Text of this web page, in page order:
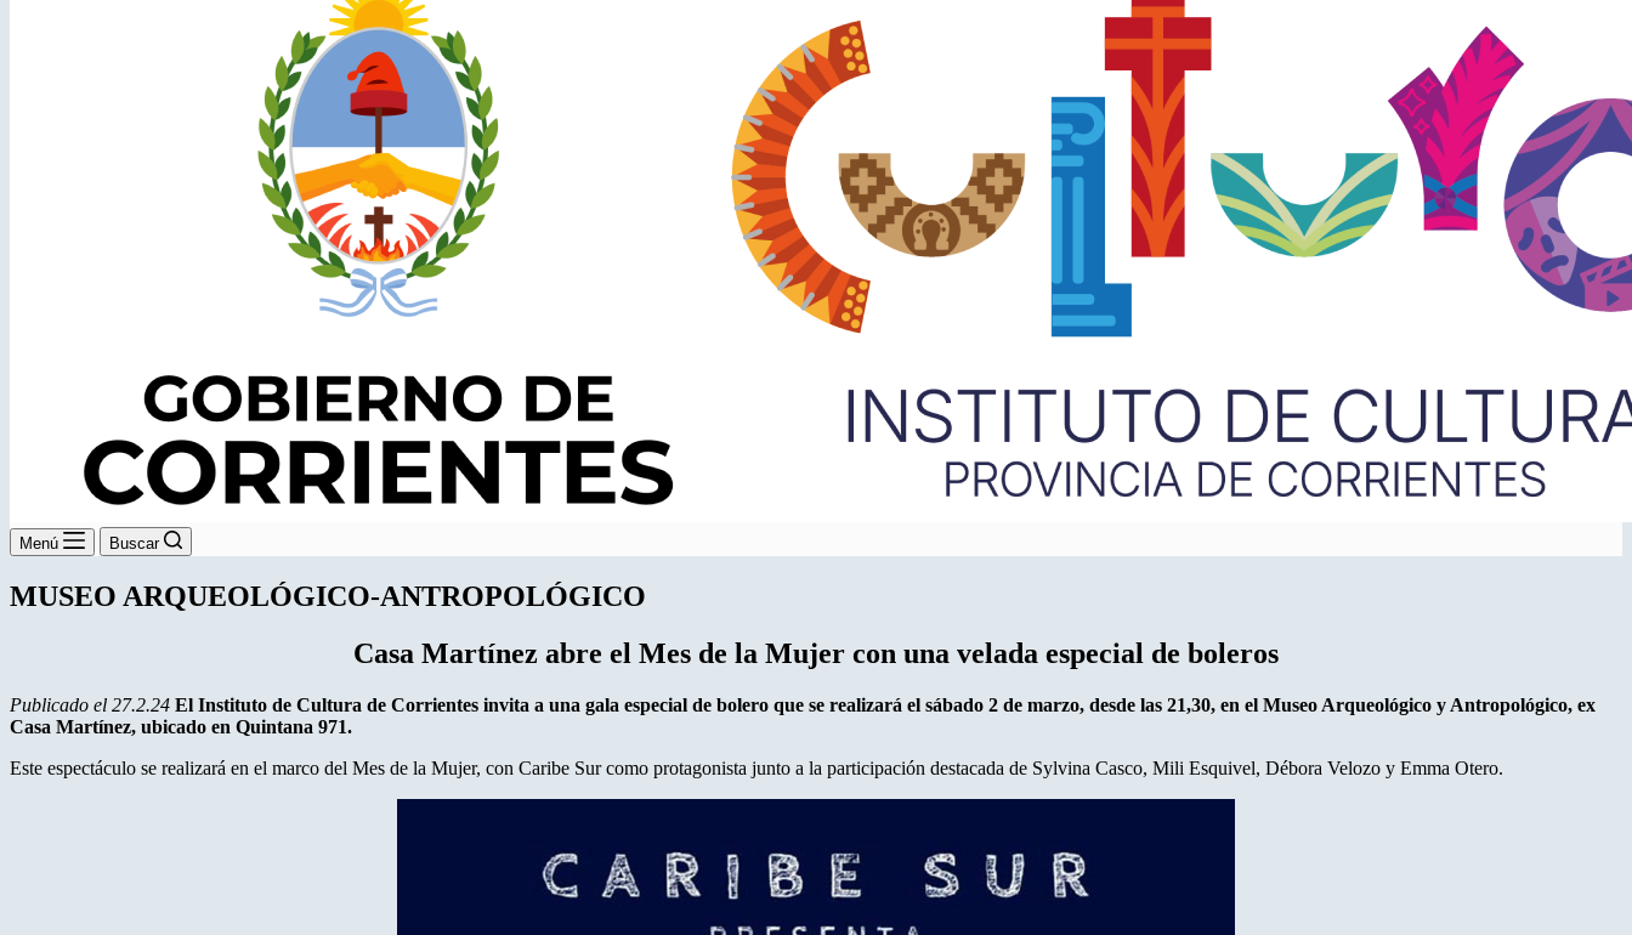
Menú Buscar
MUSEO ARQUEOLÓGICO-ANTROPOLÓGICO
Casa Martínez abre el Mes de la Mujer con una velada especial de boleros
Publicado el 27.2.24 El Instituto de Cultura de Corrientes invita a una gala especial de bolero que se realizará el sábado 2 de marzo, desde las 21,30, en el Museo Arqueológico y Antropológico, ex
Casa Martínez, ubicado en Quintana 971.
Este espectáculo se realizará en el marco del Mes de la Mujer, con Caribe Sur como protagonista junto a la participación destacada de Sylvina Casco, Mili Esquivel, Débora Velozo y Emma Otero.